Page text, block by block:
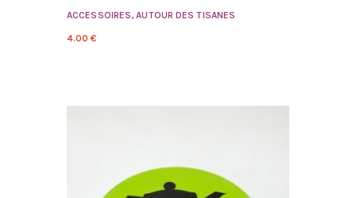
ACCESSOIRES,AUTOUR DES TISANES
4.00 €